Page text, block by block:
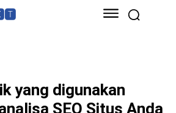
yang digunakan
SEO Situs Anda